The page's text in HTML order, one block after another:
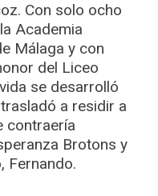
Con solo ocho
Academia
Málaga y con
del Liceo
se desarrolló
a residir a
contraería
Brotons y
Fernando.